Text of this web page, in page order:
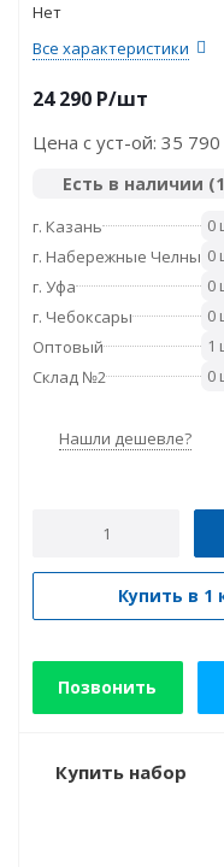
Нет
Все характеристики
24 290 P/шт
Цена с уст-ой: 35 790
Есть в наличии
г. Казань
0
г. Набережные Челны 0
г. Уфа
0
г. Чебоксары
0
Оптовый
1
Склад №2
0
Нашли дешевле?
Купить в 1
Позвонить
Купить набор